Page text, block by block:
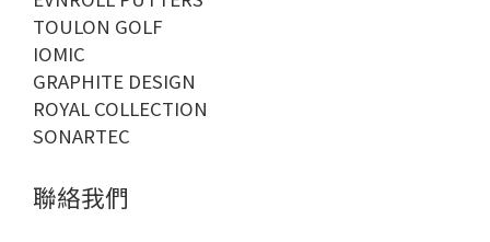
TOULON GOLF
IOMIC
GRAPHITE DESIGN
ROYAL COLLECTION
SONARTEC
聯絡我們